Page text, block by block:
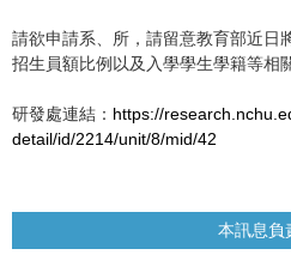
請欲申請系、所，請留意教育部近日
招生員額比例以及入學學生學籍等相
研發處連結： https://
detail/id/2214/unit/8/mid/42
本訊息負